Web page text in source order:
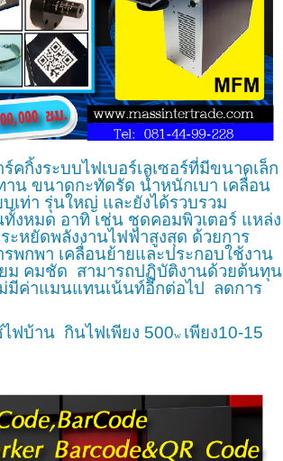
ร์คกิ้งระบบไฟเบอร์เลเซอร์ที่มีขนาดเล็ก
าน ขนาดกะทัดรัด น้ำหนักเบา เคลื่อน
เท่า รุ่นใหญ่ และยังได้รวบรวม
งหมด อาทิ เช่น ชุดคอมพิวเตอร์ แหล่ง
ะหยัดพลังงานไฟฟ้าสูงสุด ด้วยการ
พกพา เคลื่อนย้ายและประกอบใช้งาน
ม คมชัด สามารถปฏิบัติงานด้วยต้นทุน
มีค่าแมนแทนเน้นท์อีกต่อไป ลดการ
ไฟบ้าน กินไฟเพียง 500w เพียง10-15